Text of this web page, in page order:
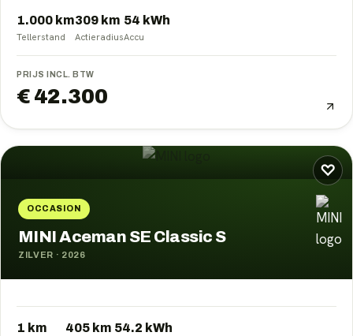
1.000 km
Tellerstand
309 km
Actieradius
54 kWh
Accu
PRIJS INCL. BTW
€ 42.300
♡
OCCASION
MINI Aceman SE Classic S
ZILVER · 2026
1 km 405 km 54.2 kWh